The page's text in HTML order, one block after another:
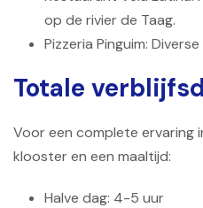
op de rivier de Taag.
Pizzeria Pinguim:
Totale
Voor een complete ervaring
klooster en een maaltijd:
Halve dag: 4-5 uur